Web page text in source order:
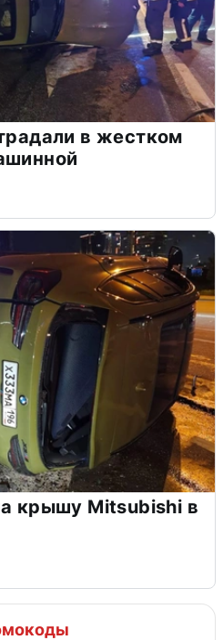
в жестком
крышу Mitsubishi в